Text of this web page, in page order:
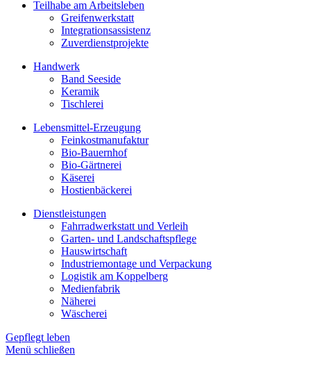
Teilhabe am Arbeitsleben
Greifenwerkstatt
Integrationsassistenz
Zuverdienstprojekte
Handwerk
Band Seeside
Keramik
Tischlerei
Lebensmittel-Erzeugung
Feinkostmanufaktur
Bio-Bauernhof
Bio-Gärtnerei
Käserei
Hostienbäckerei
Dienstleistungen
Fahrradwerkstatt und Verleih
Garten- und Landschaftspflege
Hauswirtschaft
Industriemontage und Verpackung
Logistik am Koppelberg
Medienfabrik
Näherei
Wäscherei
Gepflegt leben
Menü schließen